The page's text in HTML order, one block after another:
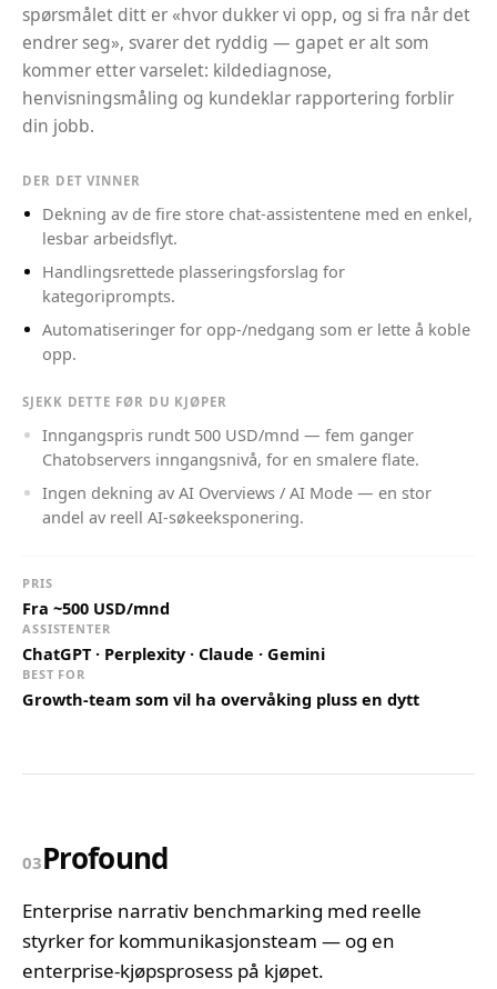
spørsmålet ditt er «hvor dukker vi opp, og si fra når det
endrer seg», svarer det ryddig — gapet er alt som
kommer etter varselet: kildediagnose,
henvisningsmåling og kundeklar rapportering forblir
din jobb.
DER DET VINNER
Dekning av de fire store chat-assistentene med en enkel,
lesbar arbeidsflyt.
Handlingsrettede plasseringsforslag for
kategoriprompts.
Automatiseringer for opp-/nedgang som er lette å koble
opp.
SJEKK DETTE FØR DU KJØPER
Inngangspris rundt 500 USD/mnd — fem ganger
Chatobservers inngangsnivå, for en smalere flate.
Ingen dekning av AI Overviews / AI Mode — en stor
andel av reell AI-søkeeksponering.
PRIS
Fra ~500 USD/mnd
ASSISTENTER
ChatGPT · Perplexity · Claude · Gemini
BEST FOR
Growth-team som vil ha overvåking pluss en dytt
03Profound
Enterprise narrativ benchmarking med reelle
styrker for kommunikasjonsteam — og en
enterprise-kjøpsprosess på kjøpet.